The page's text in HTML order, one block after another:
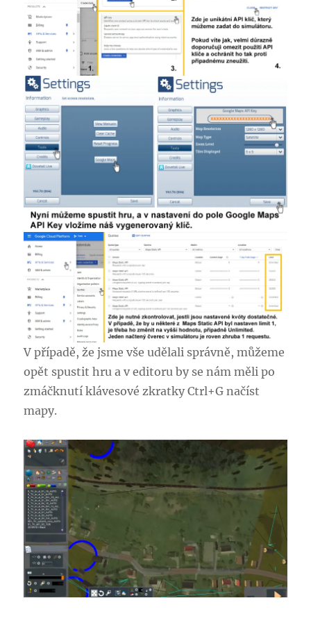
V případě, že jsme vše udělali správně, můžeme
opět spustit hru a v editoru by se nám měli po
zmáčknutí klávesové zkratky Ctrl+G načíst
mapy.